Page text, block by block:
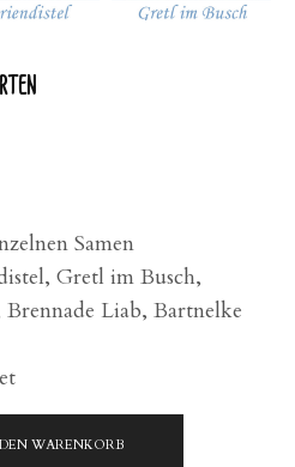
Samen
Gretl im Busch,
Liab, Bartnelke
WARENKORB